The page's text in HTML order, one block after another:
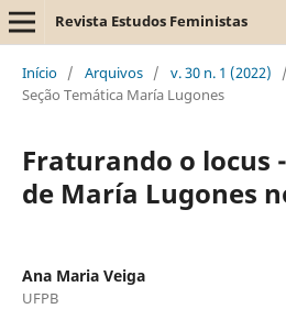
Revista Estudos Feministas
Início / Arquivos / v. 30 n. 1 (2022)
/
Seção Temática María Lugones
Fraturando o locus
de María Lugones
Ana Maria Veiga
UFPB